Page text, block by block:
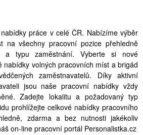
práce v celé ČR. Nabízíme výběr
na všechny pracovní pozice přehledně
a typu zaměstnání. Vyberte si nové
nabídky volných pracovních míst a brigád
zaměstnavatelů. Díky aktivní
jsou naše pracovní nabídky vždy
Zadejte lokalitu a požadovaný typ
prohlížejte celkové nabídky pracovního
zdarma a bez nutnosti jakékoliv
on-line pracovní portál Personalistka.cz